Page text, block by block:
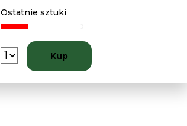
Ostatnie sztuki
Kup